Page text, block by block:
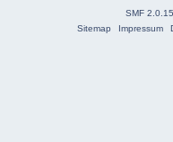
SMF
Sitemap
Impressum